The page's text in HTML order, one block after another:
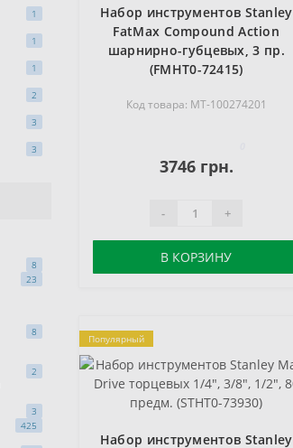
1
1
1
2
3
3
8
23
8
2
3
425
Набор инструментов Stanley
FatMax Compound Action
шарнирно-губцевых, 3 пр.
(FMHT0-72415)
Код товара: MT-100274201
3746 грн.
- +
В КОРЗИНУ
Популярный
Набор инструментов Stanley